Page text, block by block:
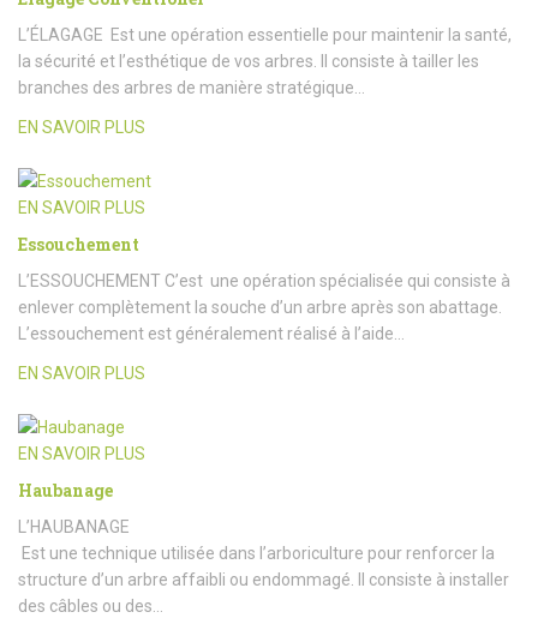
L’ÉLAGAGE Est une opération essentielle pour maintenir la santé,
la sécurité et l’esthétique de vos arbres. Il consiste à tailler les
branches des arbres de manière stratégique…
EN SAVOIR PLUS
EN SAVOIR PLUS
Essouchement
L’ESSOUCHEMENT C’est une opération spécialisée qui consiste à
enlever complètement la souche d’un arbre après son abattage.
L’essouchement est généralement réalisé à l’aide…
EN SAVOIR PLUS
EN SAVOIR PLUS
Haubanage
L’HAUBANAGE
Est une technique utilisée dans l’arboriculture pour renforcer la
structure d’un arbre affaibli ou endommagé. Il consiste à installer
des câbles ou des…